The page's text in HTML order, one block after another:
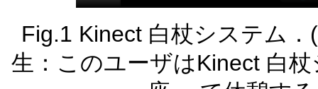
Fig.1 Kinect 白杖システム．(
生：このユーザはKinect 白